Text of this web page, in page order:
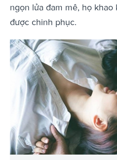
ngọn lửa đam mê, họ khao
được chinh phục.